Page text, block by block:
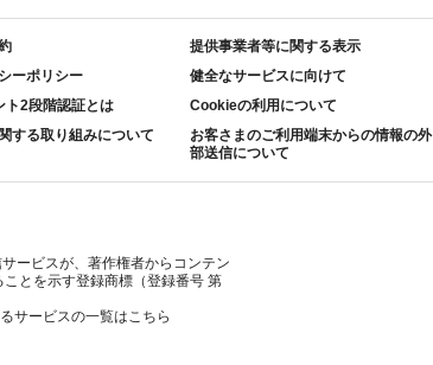
提供事業者等に関する表示
ーポリシー
健全なサービスに向けて
ト2段階認証とは
Cookieの利用について
する取り組みについて
お客さまのご利用端末からの情報の外
部送信について
ービスが、著作権者からコンテン
とを示す登録商標（登録番号 第
サービスの一覧はこちら